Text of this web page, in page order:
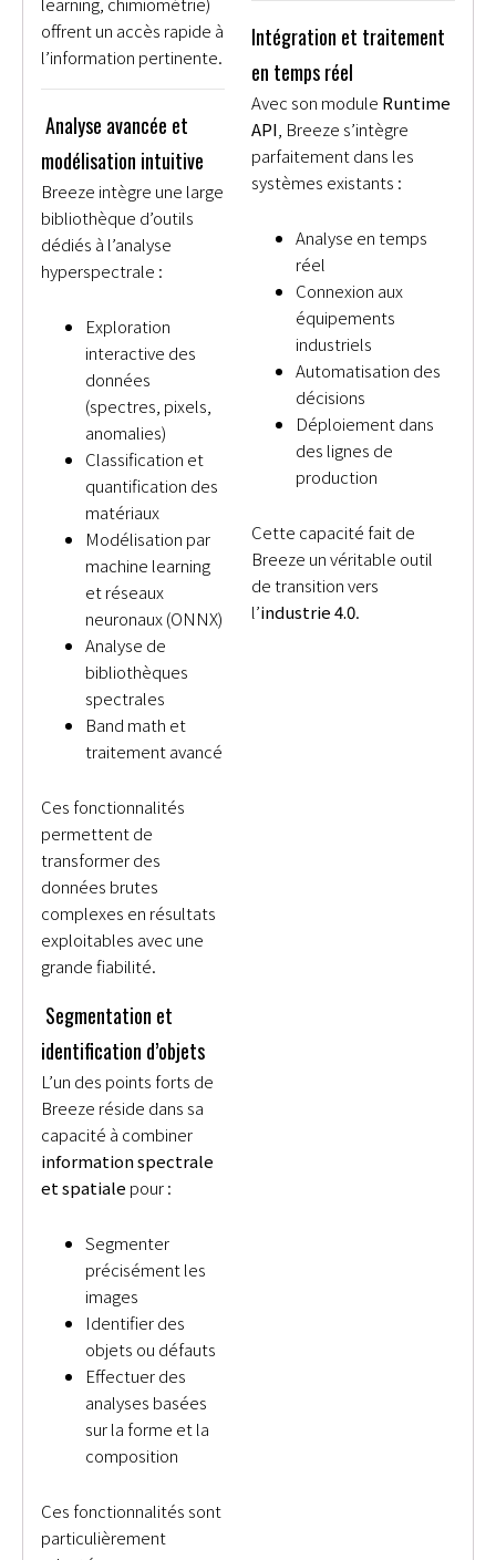
offrent un accès rapide à
l’information pertinente.
Analyse avancée et
modélisation intuitive
Breeze intègre une large
bibliothèque d’outils
dédiés à l’analyse
hyperspectrale :
Exploration
interactive des
données
(spectres, pixels,
anomalies)
Classification et
quantification des
matériaux
Modélisation par
machine learning
et réseaux
neuronaux (ONNX)
Analyse de
bibliothèques
spectrales
Band math et
traitement avancé
Ces fonctionnalités
permettent de
transformer des
données brutes
complexes en résultats
exploitables avec une
grande fiabilité.
Segmentation et
identification d’objets
L’un des points forts de
Breeze réside dans sa
capacité à combiner
information spectrale
et spatiale pour :
Segmenter
précisément les
images
Identifier des
objets ou défauts
Effectuer des
analyses basées
sur la forme et la
composition
Ces fonctionnalités sont
particulièrement
Intégration et traitement
en temps réel
Avec son module Runtime
API , Breeze s’intègre
parfaitement dans les
systèmes existants :
Analyse en temps
réel
Connexion aux
équipements
industriels
Automatisation des
décisions
Déploiement dans
des lignes de
production
Cette capacité fait de
Breeze un véritable outil
de transition vers
l’industrie 4.0.